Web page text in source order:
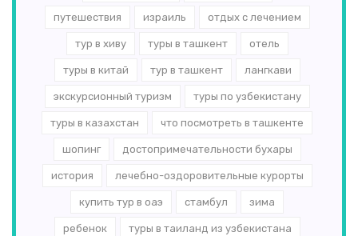
путешествия израиль отдых с лечением
тур в хиву туры в ташкент отель
туры в китай тур в ташкент лангкави
экскурсионный туризм туры по узбекистану
туры в казахстан что посмотреть в ташкенте
шопинг достопримечательности бухары
история лечебно-оздоровительные курорты
купить тур в оаэ стамбул зима
ребенок туры в таиланд из узбекистана